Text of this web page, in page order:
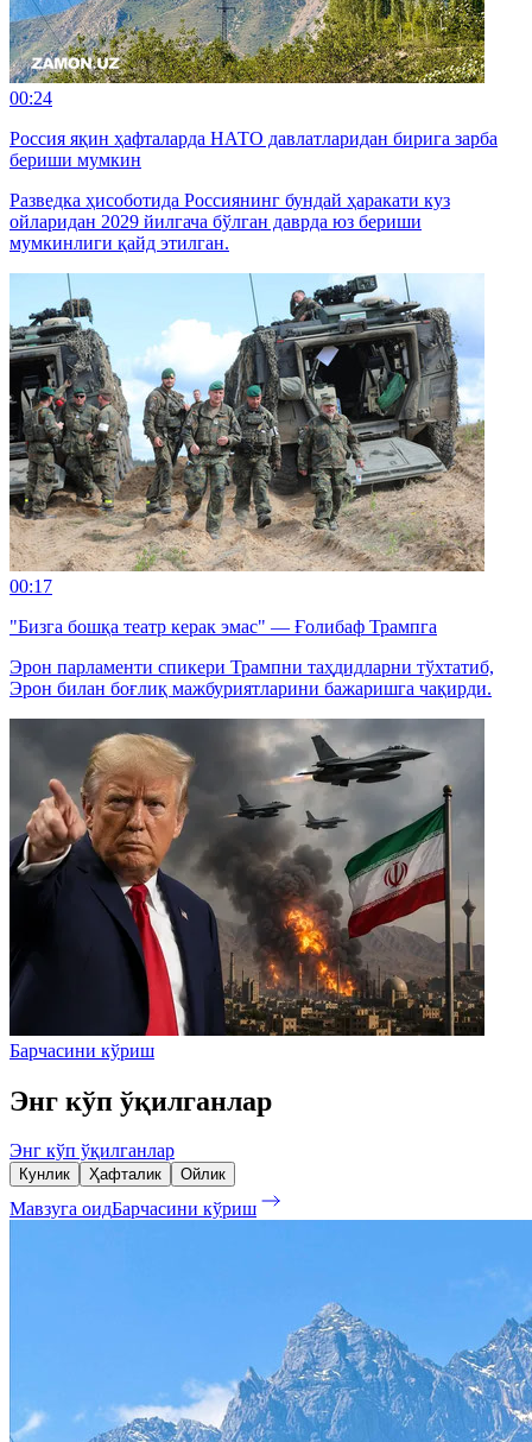
00:24
Россия яқин ҳафталарда НАТО давлатларидан бирига зарба
бериши мумкин
Разведка ҳисоботида Россиянинг бундай ҳаракати куз
ойларидан 2029 йилгача бўлган даврда юз бериши
мумкинлиги қайд этилган.
00:17
"Бизга бошқа театр керак эмас" — Ғолибаф Трампга
Эрон парламенти спикери Трампни таҳдидларни тўхтатиб,
Эрон билан боғлиқ мажбуриятларини бажаришга чақирди.
Барчасини кўриш
Энг кўп ўқилганлар
Энг кўп ўқилганлар
Кунлик Ҳафталик Ойлик
Мавзуга оидБарчасини кўриш